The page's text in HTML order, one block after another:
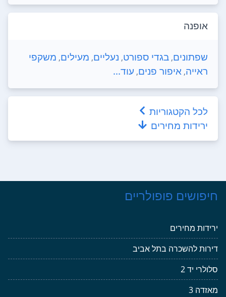
אופנה
שפתונים, בגדי ספורט, נעליים, מעילים, משקפי
ראייה, איפור פנים, עוד...
לכל הקטגוריות
ירידות מחירים
חיפושים פופולריים
ירידות מחירים
דירות להשכרה בתל אביב
סלולרי יד 2
מאזדה 3